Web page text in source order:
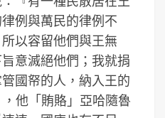
例與萬民的律例不
以容留他們與王無
意滅絕他們；我就捐
國帑的人，納入王的
他「賄賂」亞哈隨魯